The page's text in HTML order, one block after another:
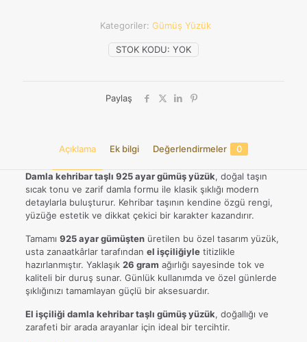
STOK KODU: YOK
Kategoriler: Gümüş Yüzük
Paylaş
Açıklama Ek bilgi Değerlendirmeler 0
Damla kehribar taşlı 925 ayar gümüş yüzük, doğal taşın
sıcak tonu ve zarif damla formu ile klasik şıklığı modern
detaylarla buluşturur. Kehribar taşının kendine özgü rengi,
yüzüğe estetik ve dikkat çekici bir karakter kazandırır.
Tamamı 925 ayar gümüştenüretilen bu özel tasarım yüzük,
usta zanaatkârlar tarafından el işçiliğiyletitizlikle
hazırlanmıştır. Yaklaşık 26 gram ağırlığı sayesinde tok ve
kaliteli bir duruş sunar. Günlük kullanımda ve özel günlerde
şıklığınızı tamamlayan güçlü bir aksesuardır.
El işçiliği damla kehribar taşlı gümüş yüzük, doğallığı ve
zarafeti bir arada arayanlar için ideal bir tercihtir.